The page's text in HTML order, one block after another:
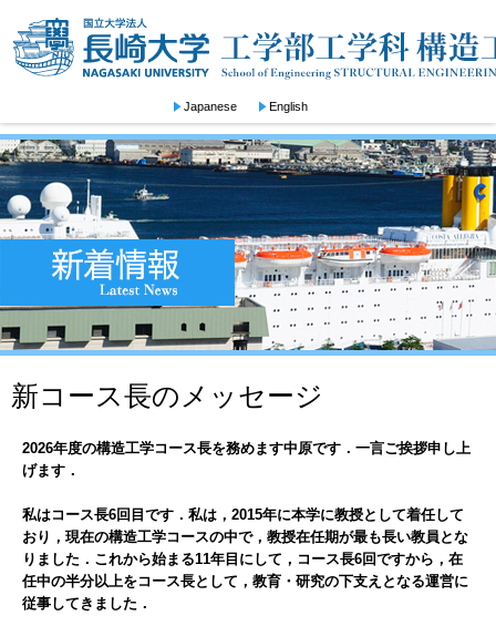
Japanese English
新コース長のメッセージ
2026年度の構造工学コース長を務めます中原です．一言ご挨拶申し上
げます．
私はコース長6回目です．私は，2015年に本学に教授として着任して
おり，現在の構造工学コースの中で，教授在任期が最も長い教員とな
りました．これから始まる11年目にして，コース長6回ですから，在
任中の半分以上をコース長として，教育・研究の下支えとなる運営に
従事してきました．